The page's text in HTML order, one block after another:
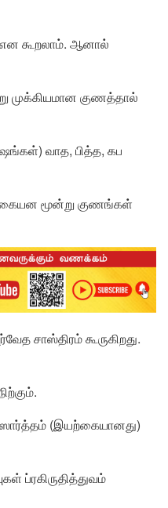
என கூறலாம். ஆனால்
முக்கியமான குணத்தால்
வாத, பித்த, கப
மூன்று குணங்கள்
சாஸ்திரம் கூருகிறது.
(இயற்கையானது)
ப்ரகிருதித்துவம்